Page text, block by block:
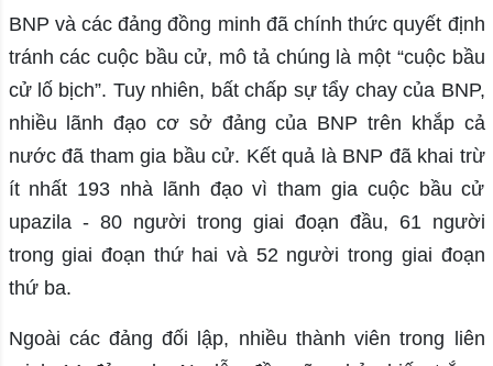
BNP và các đảng đồng minh đã chính thức quyết định
tránh các cuộc bầu cử, mô tả chúng là một “cuộc bầu
cử lố bịch”. Tuy nhiên, bất chấp sự tẩy chay của BNP,
nhiều lãnh đạo cơ sở đảng của BNP trên khắp cả
nước đã tham gia bầu cử. Kết quả là BNP đã khai trừ
ít nhất 193 nhà lãnh đạo vì tham gia cuộc bầu cử
upazila - 80 người trong giai đoạn đầu, 61 người
trong giai đoạn thứ hai và 52 người trong giai đoạn
thứ ba.
Ngoài các đảng đối lập, nhiều thành viên trong liên